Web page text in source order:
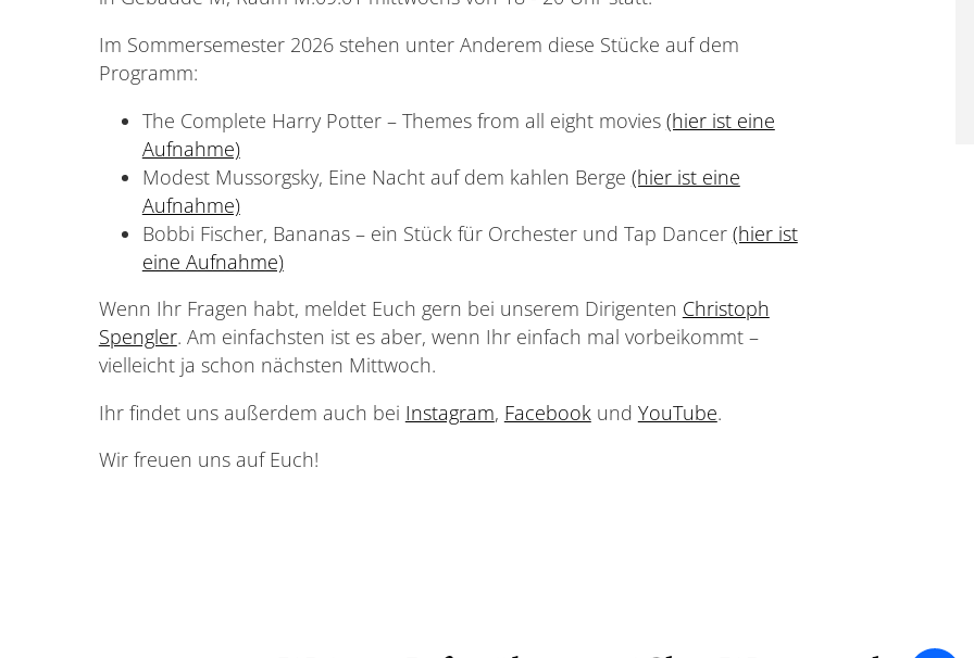
Im Sommersemester 2026 stehen unter Anderem diese Stücke auf dem
Programm:
The Complete Harry Potter – Themes from all eight movies (hier ist eine
Aufnahme)
Modest Mussorgsky, Eine Nacht auf dem kahlen Berge (hier ist eine
Aufnahme)
Bobbi Fischer, Bananas – ein Stück für Orchester und Tap Dancer (hier ist
eine Aufnahme)
Wenn Ihr Fragen habt, meldet Euch gern bei unserem Dirigenten Christoph
Spengler. Am einfachsten ist es aber, wenn Ihr einfach mal vorbeikommt –
vielleicht ja schon nächsten Mittwoch.
Ihr findet uns außerdem auch bei Instagram, Facebook und YouTube.
Wir freuen uns auf Euch!